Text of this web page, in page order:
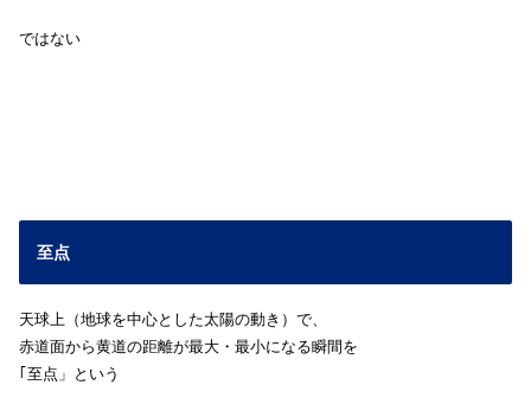
ではない
至点
天球上（地球を中心とした太陽の動き）で、
赤道面から黄道の距離が最大・最小になる瞬間を
｢至点」という